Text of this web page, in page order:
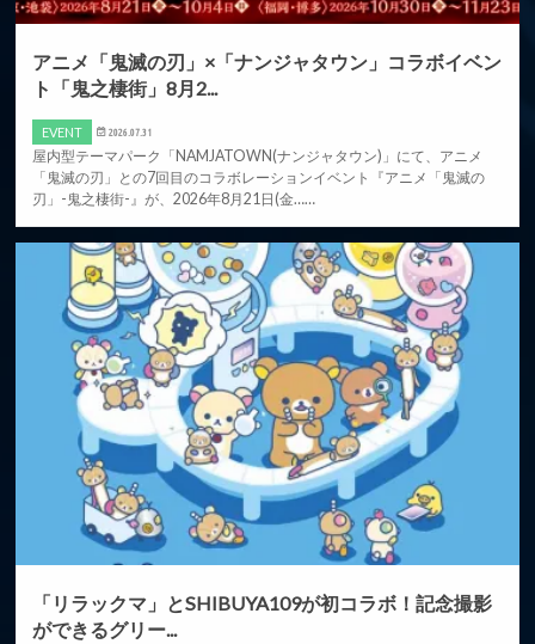
アニメ「鬼滅の刃」×「ナンジャタウン」コラボイベン
ト「鬼之棲街」8月2...
EVENT 2026.07.31
屋内型テーマパーク「NAMJATOWN(ナンジャタウン)」にて、アニメ
「鬼滅の刃」との7回目のコラボレーションイベント『アニメ「鬼滅の
刃」-鬼之棲街-』が、2026年8月21日(金……
「リラックマ」とSHIBUYA109が初コラボ！記念撮影
ができるグリー...